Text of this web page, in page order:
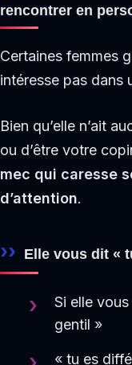
rencontrer en
Certaines femmes
intéresse pas dans
Bien qu’elle n’ait
ou d’être votre
mec qui caresse
d’attention.
Elle vous dit «
Si elle
gentil »
« tu es